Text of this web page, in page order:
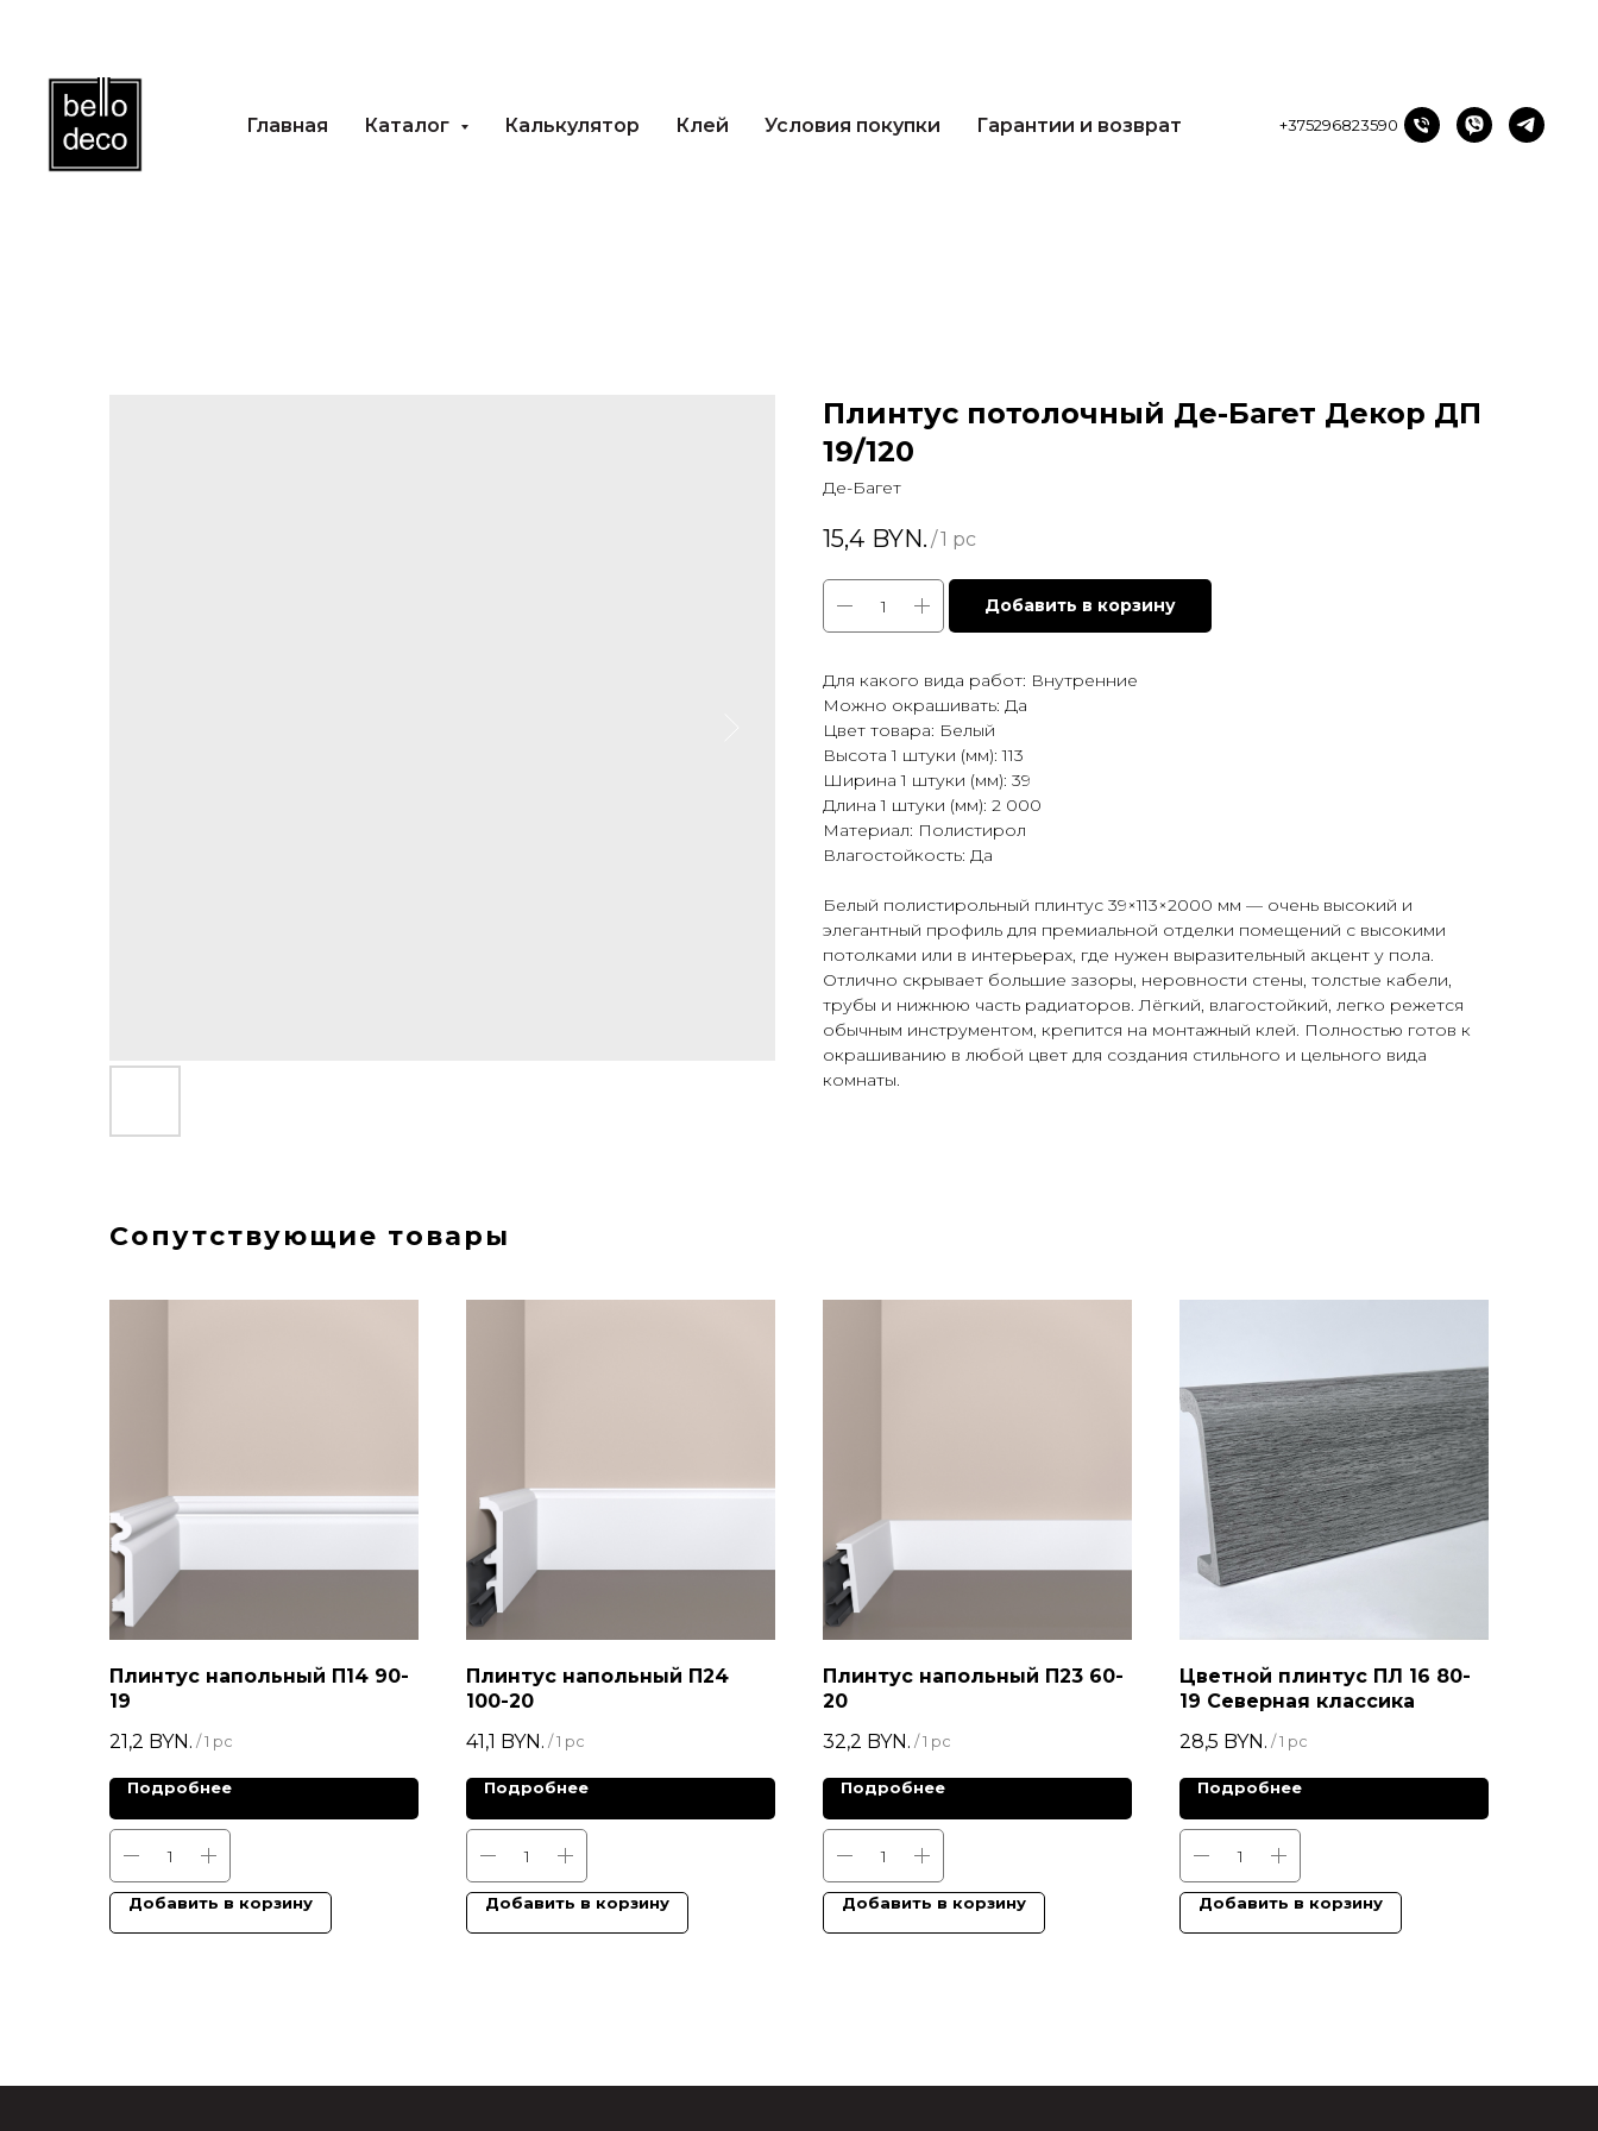
Главная Каталог Калькулятор Клей Условия покупки Гарантии и возврат +375296823590
Плинтус потолочный Де-Багет Декор ДП
19/120
Де-Багет
15,4 BYN. /1 pc
Добавить в корзину
Для какого вида работ: Внутренние
Можно окрашивать: Да
Цвет товара: Белый
Высота 1 штуки (мм): 113
Ширина 1 штуки (мм): 39
Длина 1 штуки (мм): 2 000
Материал: Полистирол
Влагостойкость: Да
Белый полистирольный плинтус 39×113×2000 мм — очень высокий и
элегантный профиль для премиальной отделки помещений с высокими
потолками или в интерьерах, где нужен выразительный акцент у пола.
Отлично скрывает большие зазоры, неровности стены, толстые кабели,
трубы и нижнюю часть радиаторов. Лёгкий, влагостойкий, легко режется
обычным инструментом, крепится на монтажный клей. Полностью готов к
окрашиванию в любой цвет для создания стильного и цельного вида
комнаты.
Сопутствующие товары
Плинтус напольный П14 90-
19
21,2 BYN. / 1 pc
Подробнее
Добавить в корзину
Плинтус напольный П24
100-20
41,1 BYN. / 1 pc
Подробнее
Добавить в корзину
Плинтус напольный П23 60-
20
32,2 BYN. / 1 pc
Подробнее
Добавить в корзину
Цветной плинтус ПЛ 16 80-
19 Северная классика
28,5 BYN. / 1 pc
Подробнее
Добавить в корзину